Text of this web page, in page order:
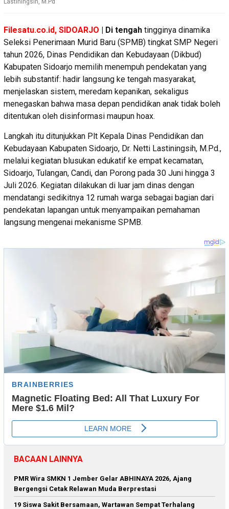
Filesatu.co.id, SIDOARJO | Di tengah tingginya dinamika
Seleksi Penerimaan Murid Baru (SPMB) tingkat SMP Negeri
tahun 2026, Dinas Pendidikan dan Kebudayaan (Dikbud)
Kabupaten Sidoarjo memilih menempuh pendekatan yang
lebih substantif: hadir langsung ke tengah masyarakat,
menjelaskan sistem, meredam kepanikan, sekaligus
menegaskan bahwa masa depan pendidikan anak tidak boleh
ditentukan oleh disinformasi maupun hoax.
Langkah itu ditunjukkan Plt Kepala Dinas Pendidikan dan
Kebudayaan Kabupaten Sidoarjo, Dr. Netti Lastiningsih, M.Pd.,
melalui kegiatan blusukan edukatif ke empat kecamatan,
Sidoarjo, Tulangan, Candi, dan Porong pada 30 Juni hingga 3
Juli 2026. Kegiatan dilakukan di luar jam dinas dengan
mendatangi sedikitnya 12 rumah warga sebagai bagian dari
pendekatan lapangan untuk menyampaikan pemahaman
langsung mengenai mekanisme SPMB.
BACAAN LAINNYA
PMR Wira SMKN 1 Jember Gelar ABHINAYA 2026, Ajang
Bergengsi Cetak Relawan Muda Berprestasi
19 Siswa Sakit Bersamaan, Wartawan Sempat Terhalang